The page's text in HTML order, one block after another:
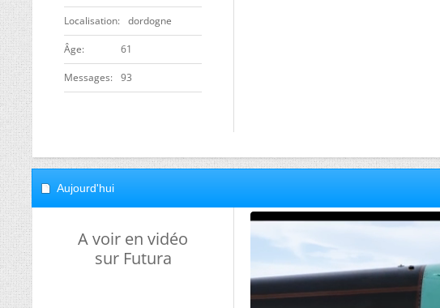
Localisation dordogne
ge 61
Messages 93
Aujourd'hui
A voir en vidéo
sur Futura